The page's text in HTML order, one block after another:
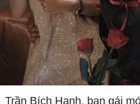
Trần Bích Hạnh, bạn gái